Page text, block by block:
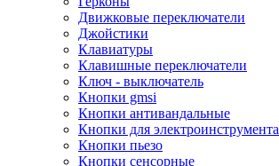
Движковые переключатели
Джойстики
Клавиатуры
Клавишные переключатели
Ключ - выключатель
Кнопки gmsi
Кнопки антивандальные
Кнопки для электроинструмента
Кнопки пьезо
Кнопки сенсорные